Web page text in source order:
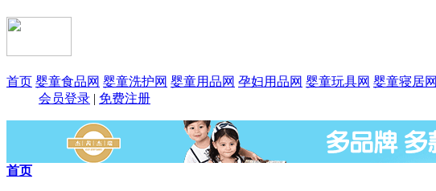
首页 婴童食品网 婴童洗护网 婴童用品网 孕妇用品网 婴童玩具网 婴童寝居网
会员登录 | 免费注册
首页